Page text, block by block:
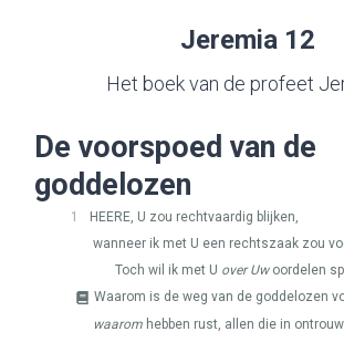
Jeremia 12
Het boek van de profeet
De voorspoed van de
goddelozen
1 HEERE, U zou rechtvaardig blijken,
wanneer ik met U een rechtszaak zou
Toch wil ik met U over Uwoordelen
Waarom is de weg van de goddelozen
waarom hebben rust, allen die in